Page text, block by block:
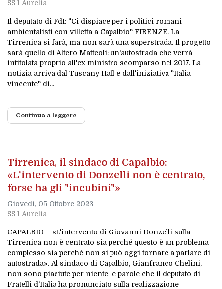
SS 1 Aurelia
Il deputato di FdI: "Ci dispiace per i politici romani
ambientalisti con villetta a Capalbio" FIRENZE. La
Tirrenica si farà, ma non sarà una superstrada. Il progetto
sarà quello di Altero Matteoli: un'autostrada che verrà
intitolata proprio all'ex ministro scomparso nel 2017. La
notizia arriva dal Tuscany Hall e dall'iniziativa "Italia
vincente" di...
Continua a leggere
Tirrenica, il sindaco di Capalbio:
«L'intervento di Donzelli non è centrato,
forse ha gli "incubini"»
Giovedì, 05 Ottobre 2023
SS 1 Aurelia
CAPALBIO – «L'intervento di Giovanni Donzelli sulla
Tirrenica non è centrato sia perché questo è un problema
complesso sia perché non si può oggi tornare a parlare di
autostrada». Al sindaco di Capalbio, Gianfranco Chelini,
non sono piaciute per niente le parole che il deputato di
Fratelli d'Italia ha pronunciato sulla realizzazione